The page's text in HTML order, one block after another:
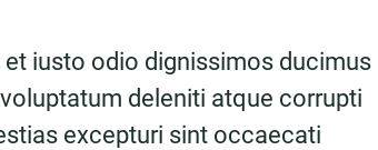
iusto odio dignissimos ducimus
deleniti atque corrupti
excepturi sint occaecati